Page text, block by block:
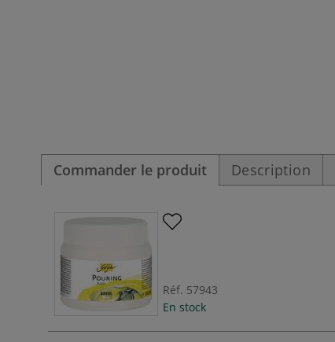
Commander le produit Description
Réf. 57943
En stock